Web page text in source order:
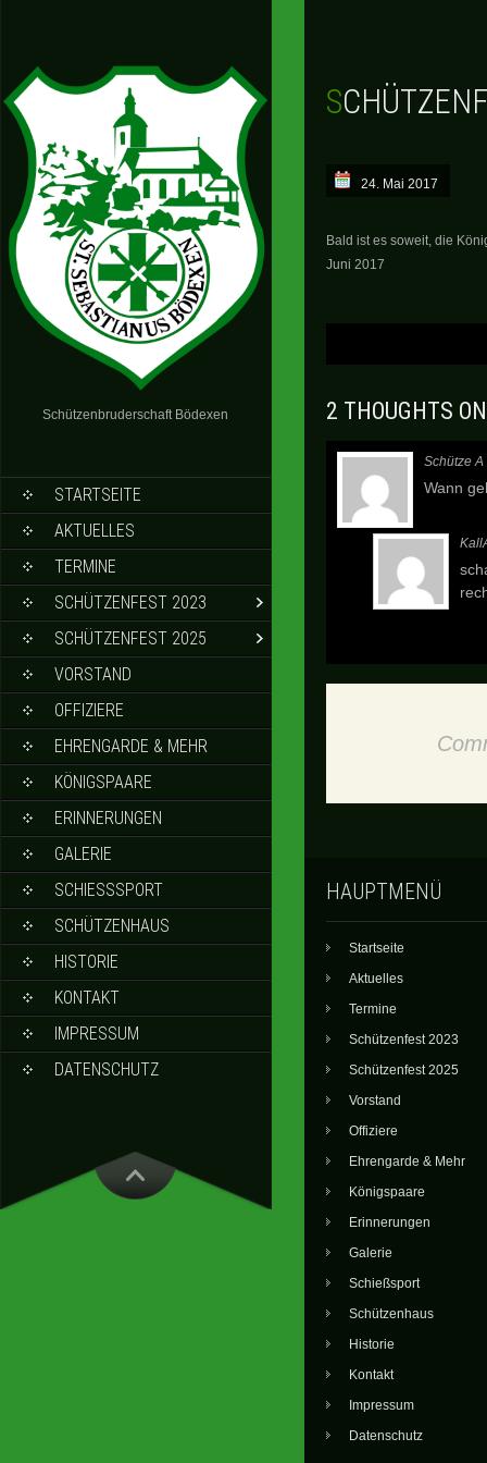
Schützenbruderschaft Bödexen
STARTSEITE
AKTUELLES
TERMINE
SCHÜTZENFEST 2023
SCHÜTZENFEST 2025
VORSTAND
OFFIZIERE
EHRENGARDE & MEHR
KÖNIGSPAARE
ERINNERUNGEN
GALERIE
SCHIESSSPORT
SCHÜTZENHAUS
HISTORIE
KONTAKT
IMPRESSUM
DATENSCHUTZ
24. Mai 2017
Bald ist es soweit, die
Juni 2017
2 THOUGHTS
Schütze A
Wann
HAUPTMENÜ
Startseite
Aktuelles
Termine
Schützenfest 2023
Schützenfest 2025
Vorstand
Offiziere
Ehrengarde & Mehr
Königspaare
Erinnerungen
Galerie
Schießsport
Schützenhaus
Historie
Kontakt
Impressum
Datenschutz